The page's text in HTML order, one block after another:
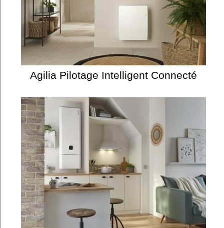
Agilia Pilotage Intelligent Connecté